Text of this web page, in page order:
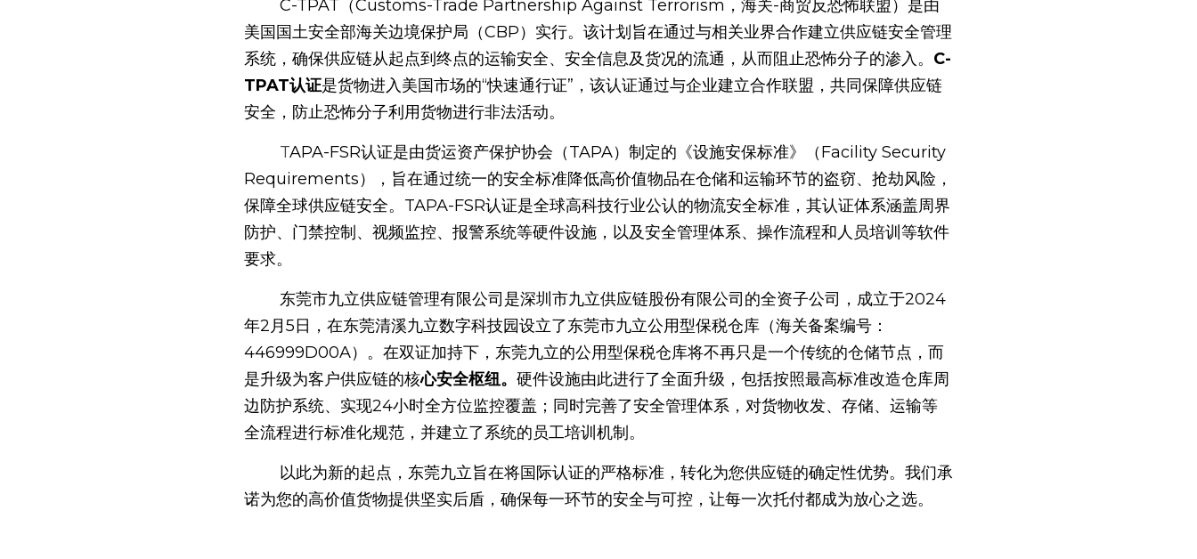
美国国土安全部海关边境保护局（CBP）实行。该计划旨在通过与相关业界合作建立供应链安全管理
系统，确保供应链从起点到终点的运输安全、安全信息及货况的流通，从而阻止恐怖分子的渗入。 C-
TPAT认证是货物进入美国市场的“快速通行证”，该认证通过与企业建立合作联盟，共同保障供应链
安全，防止恐怖分子利用货物进行非法活动。
        T
APA-FSR认证是由货运资产保护协会（TAPA）制定的《设施安保标准》（Facility Security
Requirements），旨在通过统一的安全标准降低高价值物品在仓储和运输环节的盗窃、抢劫风险，
保障全球供应链安全。TAPA-FSR认证是全球高科技行业公认的物流安全标准，其认证体系涵盖周界
防护、门禁控制、视频监控、报警系统等硬件设施，以及安全管理体系、操作流程和人员培训等软件
要求。
年2月5日，在东莞清溪九立数字科技园设立了东莞市九立公用型保税仓库（海关备案编号：
446999D00A）。在双证加持下，东莞九立的公用型保税仓库将不再只是一个传统的仓储节点，而
是升级为客户供应链的核心安全枢纽。 硬件设施由此进行了全面升级，包括按照最高标准改造仓库周
边防护系统、实现24小时全方位监控覆盖；同时完善了安全管理体系，对货物收发、存储、运输等
全流程进行标准化规范，并建立了系统的员工培训机制。
诺为您的高价值货物提供坚实后盾，确保每一环节的安全与可控，让每一次托付都成为放心之选。